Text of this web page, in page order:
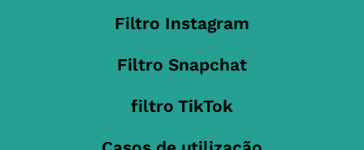
Filtro Instagram
Filtro Snapchat
filtro TikTok